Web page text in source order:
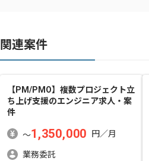
関連案件
【PM/PMO】複数プロジェクト立
ち上げ支援のエンジニア求人・案
件
〜1,350,000 円／月
業務委託